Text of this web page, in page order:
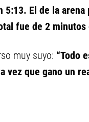
5:13. El de la
fue de 2
muy suyo: “Todo
vez que gano un